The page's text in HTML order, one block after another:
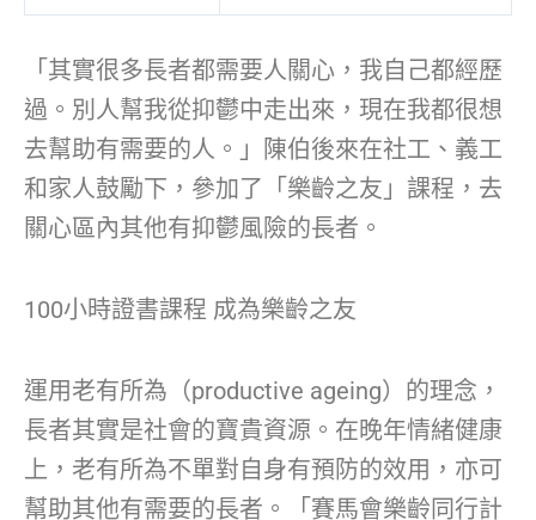
「其實很多長者都需要人關心，我自己都經歷
過。別人幫我從抑鬱中走出來，現在我都很想
去幫助有需要的人。」陳伯後來在社工、義工
和家人鼓勵下，參加了「樂齡之友」課程，去
關心區內其他有抑鬱風險的長者。
100小時證書課程 成為樂齡之友
運用老有所為（productive ageing）的理念，
長者其實是社會的寶貴資源。在晚年情緒健康
上，老有所為不單對自身有預防的效用，亦可
幫助其他有需要的長者。「賽馬會樂齡同行計